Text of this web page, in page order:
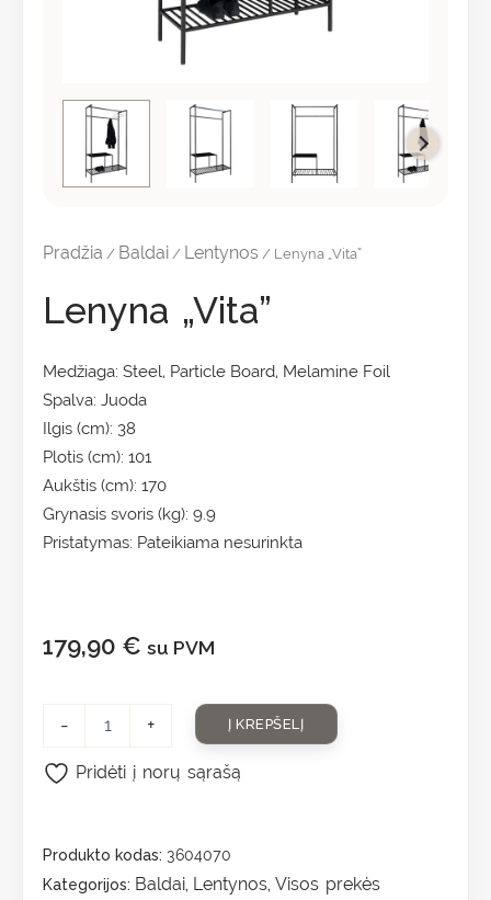
Pradžia / Baldai / Lentynos / Lenyna „Vita”
Lenyna „Vita”
Medžiaga: Steel, Particle Board, Melamine Foil
Spalva: Juoda
Ilgis (cm): 38
Plotis (cm): 101
Aukštis (cm): 170
Grynasis svoris (kg): 9.9
Pristatymas: Pateikiama nesurinkta
179,90 € su PVM
- + Į KREPŠELĮ
Produkto kodas: 3604070
Kategorijos: Baldai, Lentynos, Visos prekės
Pridėti į norų sąrašą